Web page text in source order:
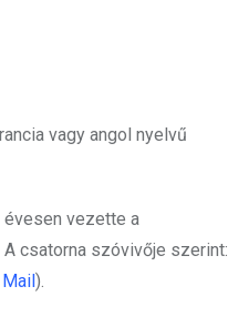
vagy angol nyelvű
évesen vezette a
csatorna szóvivője szerint:
).